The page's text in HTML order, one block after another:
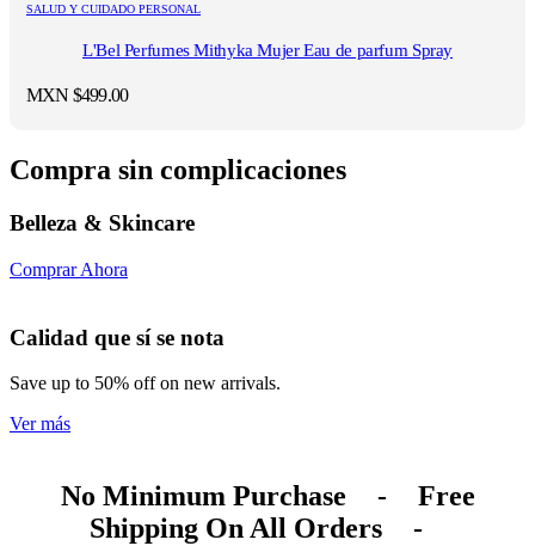
SALUD Y CUIDADO PERSONAL
L'Bel Perfumes Mithyka Mujer Eau de parfum Spray
MXN $499.00
Compra sin complicaciones
Belleza & Skincare
Comprar Ahora
Calidad que sí se nota
Save up to 50% off on new arrivals.
Ver más
No Minimum Purchase -
Free
Shipping On All Orders
-